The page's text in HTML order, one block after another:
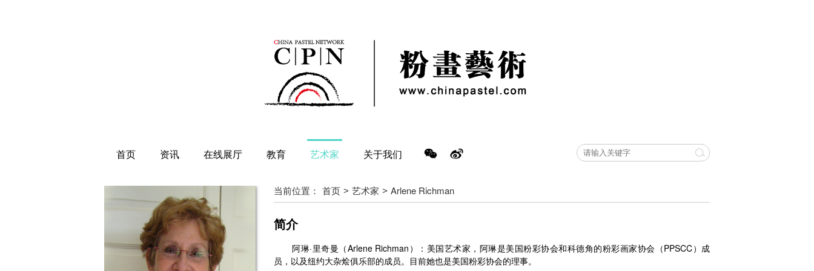
首页 资讯 在线展厅 教育 艺术家 关于我们
当前位置： 首页 > 艺术家 > Arlene Richman
简介
阿琳·里奇曼（Arlene Richman）：美国艺术家，阿琳是美国粉彩协会和科德角的粉彩画家协会（PPSCC）成
员，以及纽约大杂烩俱乐部的成员。目前她也是美国粉彩协会的理事。